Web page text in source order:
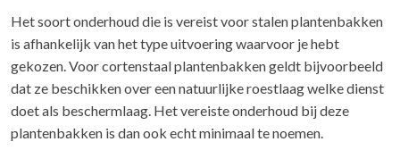
Het soort onderhoud die is vereist voor stalen plantenbakken
is afhankelijk van het type uitvoering waarvoor je hebt
gekozen. Voor cortenstaal plantenbakken geldt bijvoorbeeld
dat ze beschikken over een natuurlijke roestlaag welke dienst
doet als beschermlaag. Het vereiste onderhoud bij deze
plantenbakken is dan ook echt minimaal te noemen.